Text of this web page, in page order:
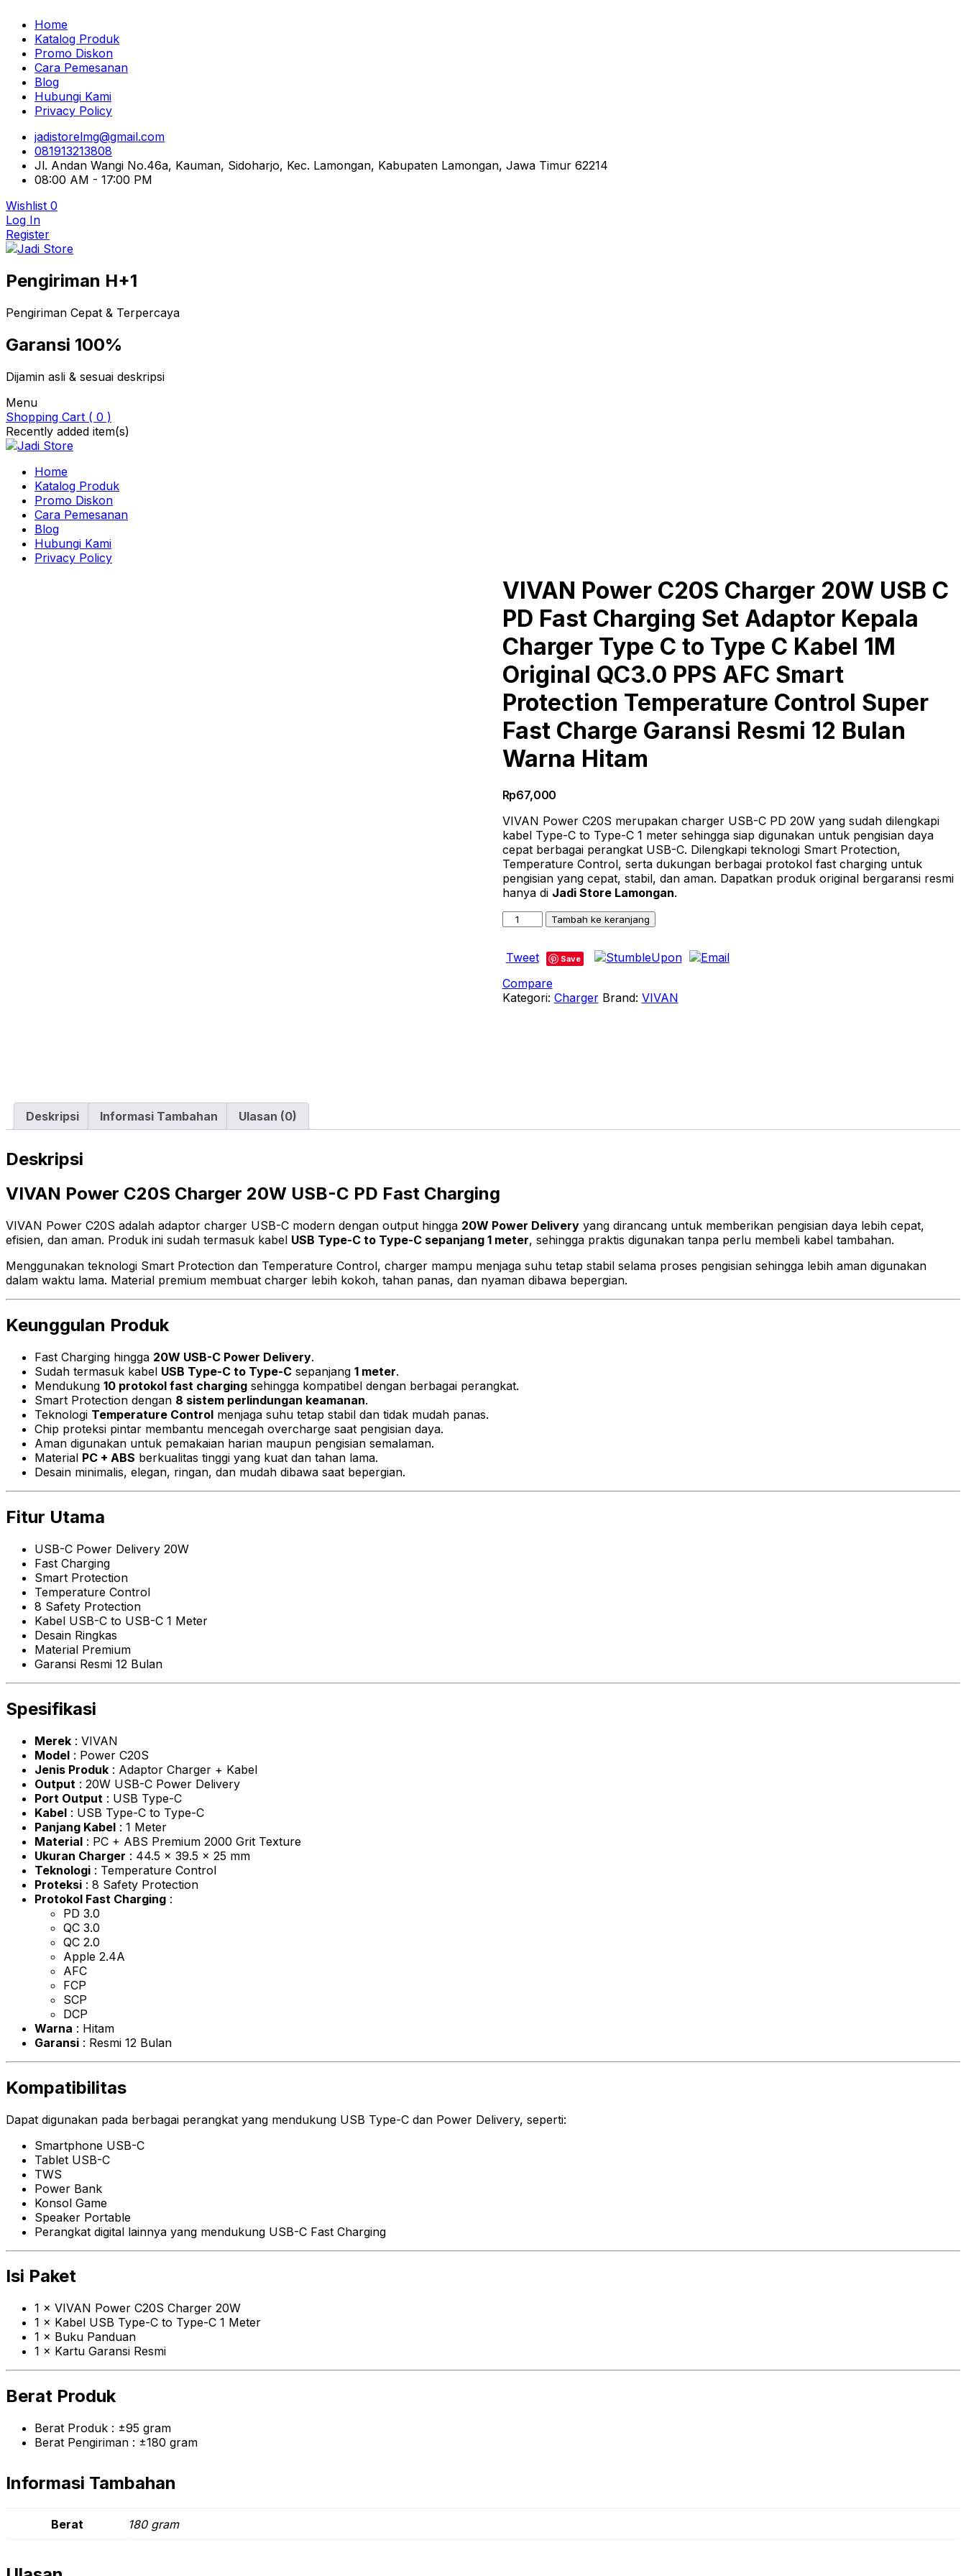
Home
Katalog Produk
Promo Diskon
Cara Pemesanan
Blog
Hubungi Kami
Privacy Policy
jadistorelmg@gmail.com
081913213808
Jl. Andan Wangi No.46a, Kauman, Sidoharjo, Kec. Lamongan, Kabupaten Lamongan, Jawa Timur 62214
08:00 AM - 17:00 PM
Wishlist 0
Log In
Register
Jadi Store
Pusat Aksesoris HP, Komputer & Produk Unik di Lamongan
Pengiriman H+1
Pengiriman Cepat & Terpercaya
Garansi 100%
Dijamin asli & sesuai deskripsi
Menu
Shopping Cart ( 0 )
Recently added item(s)
Home
Katalog Produk
Promo Diskon
Cara Pemesanan
Blog
Hubungi Kami
Privacy Policy
VIVAN Power C20S Charger 20W USB C
PD Fast Charging Set Adaptor Kepala
Charger Type C to Type C Kabel 1M
Original QC3.0 PPS AFC Smart
Protection Temperature Control Super
Fast Charge Garansi Resmi 12 Bulan
Warna Hitam
Rp67,000
VIVAN Power C20S merupakan charger USB-C PD 20W yang sudah dilengkapi
kabel Type-C to Type-C 1 meter sehingga siap digunakan untuk pengisian daya
cepat berbagai perangkat USB-C. Dilengkapi teknologi Smart Protection,
Temperature Control, serta dukungan berbagai protokol fast charging untuk
pengisian yang cepat, stabil, dan aman. Dapatkan produk original bergaransi resmi
hanya di Jadi Store Lamongan.
Kuantitas
C20S
Charger
20W
USB
Type
1M
Original
QC3.0
PPS
AFC
Charge
Garansi
Tambah ke keranjang
Tweet Save
Compare
Kategori: Charger Brand: VIVAN
Deskripsi Informasi Tambahan Ulasan (0)
Deskripsi
VIVAN Power C20S Charger 20W USB-C PD Fast Charging
VIVAN Power C20S adalah adaptor charger USB-C modern dengan output hingga 20W Power Delivery yang dirancang untuk memberikan pengisian daya lebih cepat,
efisien, dan aman. Produk ini sudah termasuk kabel USB Type-C to Type-C sepanjang 1 meter, sehingga praktis digunakan tanpa perlu membeli kabel tambahan.
Menggunakan teknologi Smart Protection dan Temperature Control, charger mampu menjaga suhu tetap stabil selama proses pengisian sehingga lebih aman digunakan
dalam waktu lama. Material premium membuat charger lebih kokoh, tahan panas, dan nyaman dibawa bepergian.
Keunggulan Produk
Fast Charging hingga 20W USB-C Power Delivery.
Sudah termasuk kabel USB Type-C to Type-C sepanjang 1 meter.
Mendukung 10 protokol fast charging sehingga kompatibel dengan berbagai perangkat.
Smart Protection dengan 8 sistem perlindungan keamanan.
Teknologi Temperature Control menjaga suhu tetap stabil dan tidak mudah panas.
Chip proteksi pintar membantu mencegah overcharge saat pengisian daya.
Aman digunakan untuk pemakaian harian maupun pengisian semalaman.
Material PC + ABS berkualitas tinggi yang kuat dan tahan lama.
Desain minimalis, elegan, ringan, dan mudah dibawa saat bepergian.
Fitur Utama
USB-C Power Delivery 20W
Fast Charging
Smart Protection
Temperature Control
8 Safety Protection
Kabel USB-C to USB-C 1 Meter
Desain Ringkas
Material Premium
Garansi Resmi 12 Bulan
Spesifikasi
Merek : VIVAN
Model : Power C20S
Jenis Produk : Adaptor Charger + Kabel
Output : 20W USB-C Power Delivery
Port Output : USB Type-C
Kabel : USB Type-C to Type-C
Panjang Kabel : 1 Meter
Material : PC + ABS Premium 2000 Grit Texture
Ukuran Charger : 44.5 × 39.5 × 25 mm
Teknologi : Temperature Control
Proteksi : 8 Safety Protection
Protokol Fast Charging :
PD 3.0
QC 3.0
QC 2.0
Apple 2.4A
AFC
FCP
SCP
DCP
Warna : Hitam
Garansi : Resmi 12 Bulan
Kompatibilitas
Dapat digunakan pada berbagai perangkat yang mendukung USB Type-C dan Power Delivery, seperti:
Smartphone USB-C
Tablet USB-C
TWS
Power Bank
Konsol Game
Speaker Portable
Perangkat digital lainnya yang mendukung USB-C Fast Charging
Isi Paket
1 × VIVAN Power C20S Charger 20W
1 × Kabel USB Type-C to Type-C 1 Meter
1 × Buku Panduan
1 × Kartu Garansi Resmi
Berat Produk
Berat Produk : ±95 gram
Berat Pengiriman : ±180 gram
Informasi Tambahan
Berat 180 gram